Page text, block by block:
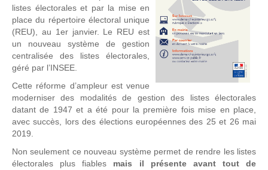
listes électorales et par la mise en
place du répertoire électoral unique
(REU), au 1er janvier. Le REU est
un nouveau système de gestion
centralisée des listes électorales,
géré par l’INSEE.
Cette réforme d’ampleur est venue
moderniser des modalités de gestion des listes électorales
datant de 1947 et a été pour la première fois mise en place,
avec succès, lors des élections européennes des 25 et 26 mai
2019.
Non seulement ce nouveau système permet de rendre les listes
électorales plus fiables mais il présente avant tout de